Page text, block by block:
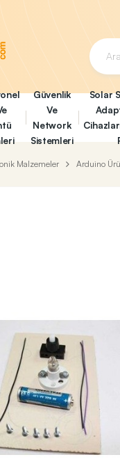
Güvenlik
Ve
Network
Sistemleri
Solar
Malzemeler Arduino